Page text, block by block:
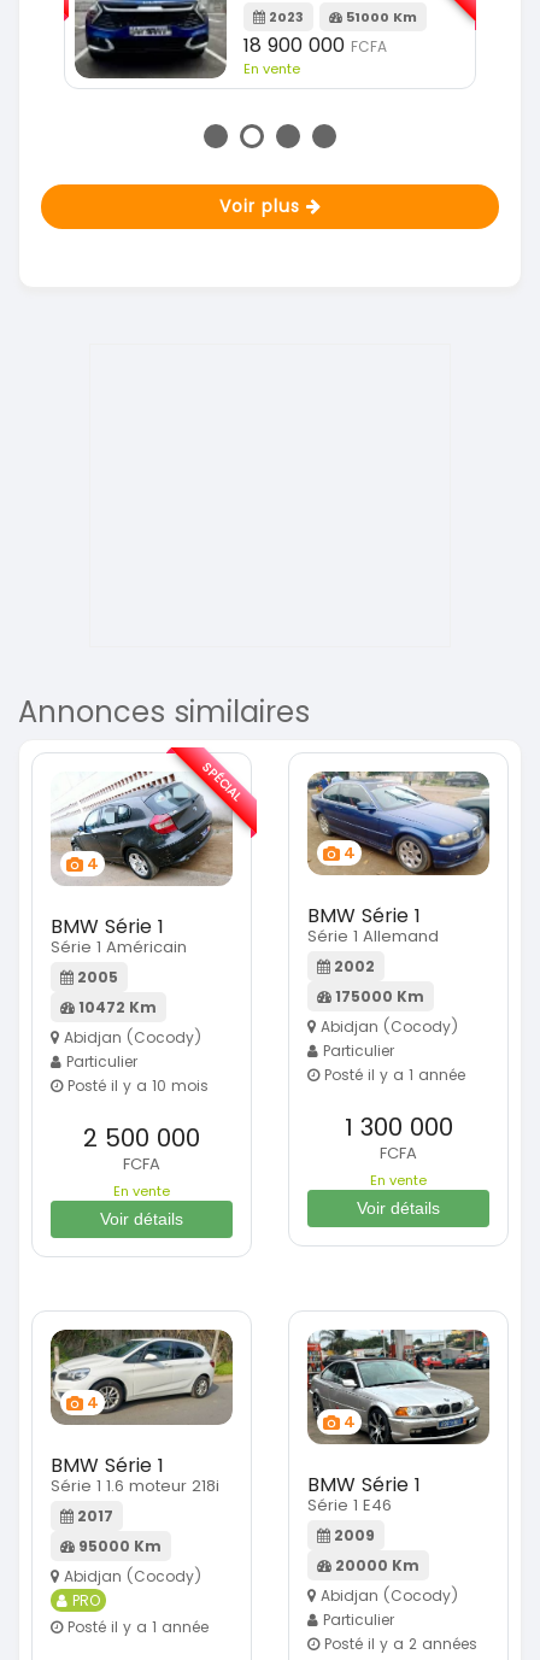
2023 51000 Km
18 900 000 FCFA
En vente
Voir plus
Annonces similaires
4
BMW Série 1
Série 1 Américain
2005
10472 Km
Abidjan (Cocody)
Particulier
Posté il y a 10 mois
2 500 000
FCFA
En vente
Voir détails
SPÉCIAL
4
BMW Série 1
Série 1 Allemand
2002
175000 Km
Abidjan (Cocody)
Particulier
Posté il y a 1 année
1 300 000
FCFA
En vente
Voir détails
4
BMW Série 1
Série 1 1.6 moteur 218i
2017
95000 Km
Abidjan (Cocody)
PRO
Posté il y a 1 année
4
BMW Série 1
Série 1 E46
2009
20000 Km
Abidjan (Cocody)
Particulier
Posté il y a 2 années